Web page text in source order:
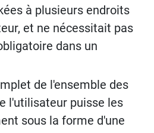
à plusieurs endroits
et ne nécessitait pas
dans un
de l'ensemble des
l'utilisateur puisse les
sous la forme d'une